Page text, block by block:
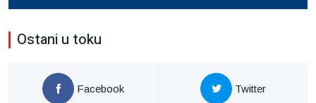
Ostani u toku
Facebook Twitter